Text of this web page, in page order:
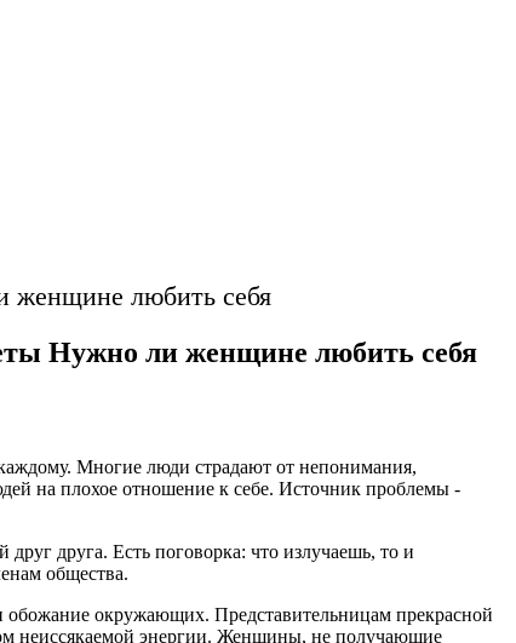
женщине любить себя
Нужно ли женщине любить себя
Многие люди страдают от непонимания,
на плохое отношение к себе. Источник проблемы -
друга. Есть поговорка: что излучаешь, то и
общества.
окружающих. Представительницам прекрасной
неиссякаемой энергии. Женщины, не получающие